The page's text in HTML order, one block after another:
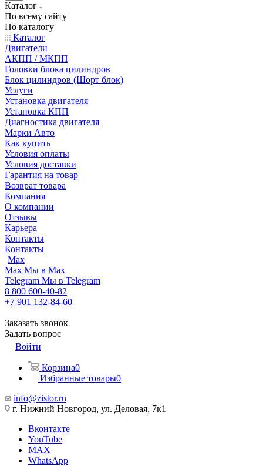
Каталог
По всему сайту
По каталогу
Каталог
Двигатели
АКПП / МКПП
Головки блока цилиндров
Блок цилиндров (Шорт блок)
Услуги
Установка двигателя
Установка КПП
Диагностика двигателя
Марки Авто
Как купить
Условия оплаты
Условия доставки
Гарантия на товар
Возврат товара
Компания
О компании
Отзывы
Карьера
Контакты
Контакты
Max
Max Мы в Max
Telegram Мы в Telegram
8 800 600-40-82
+7 901 132-84-60
Заказать звонок
Задать вопрос
Войти
Корзина0
Избранные товары0
info@zistor.ru
г. Нижний Новгород, ул. Деловая, 7к1
Вконтакте
YouTube
MAX
WhatsApp